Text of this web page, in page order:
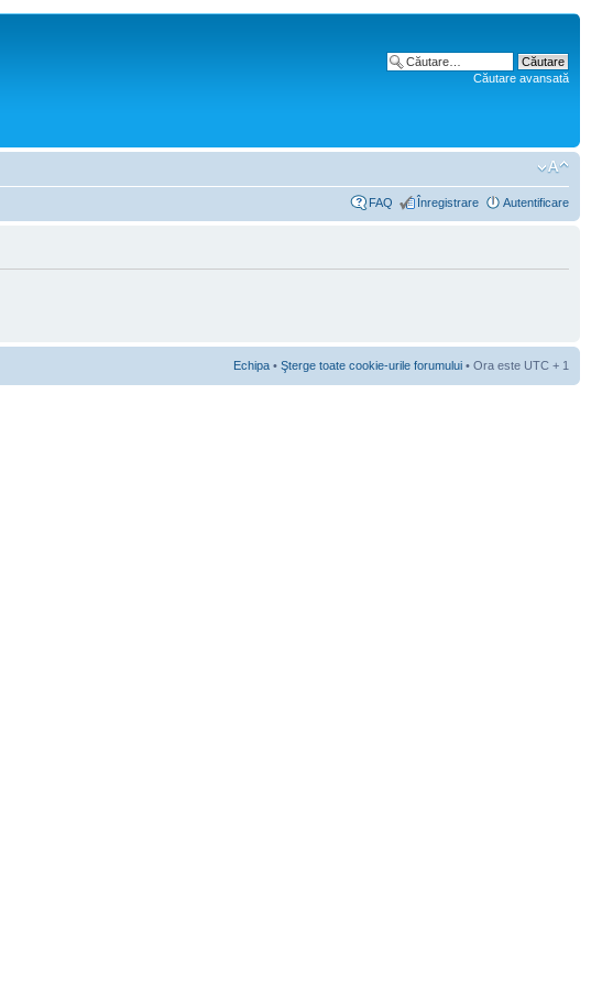
Căutare avansată
FAQ Înregistrare Autentificare
Echipa • Şterge toate cookie-urile forumului • Ora este UTC + 1